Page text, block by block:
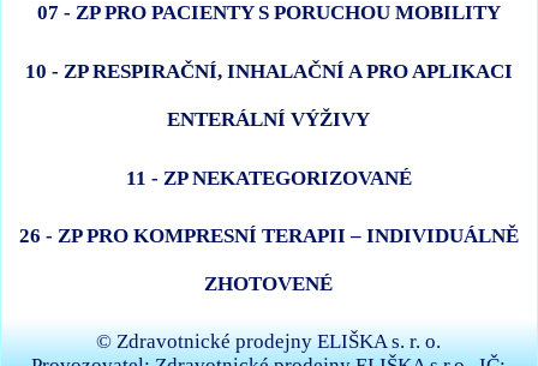
07 - ZP PRO PACIENTY S PORUCHOU MOBILITY
10 - ZP RESPIRAČNÍ, INHALAČNÍ A PRO APLIKACI
ENTERÁLNÍ VÝŽIVY
11 - ZP NEKATEGORIZOVANÉ
26 - ZP PRO KOMPRESNÍ TERAPII – INDIVIDUÁLNĚ
ZHOTOVENÉ
© Zdravotnické prodejny ELIŠKA s. r. o.